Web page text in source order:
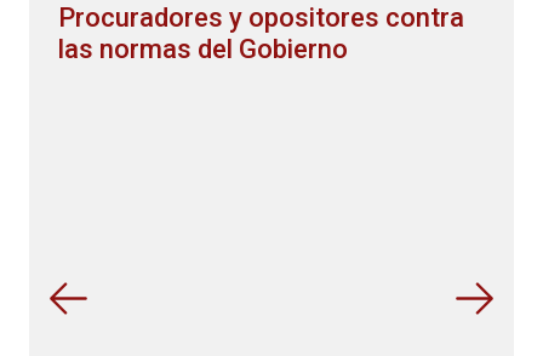
Procuradores y opositores contra
las normas del Gobierno